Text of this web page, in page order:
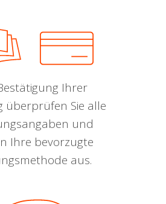
Ihrer
überprüfen Sie alle
und
Ihre bevorzugte
aus.